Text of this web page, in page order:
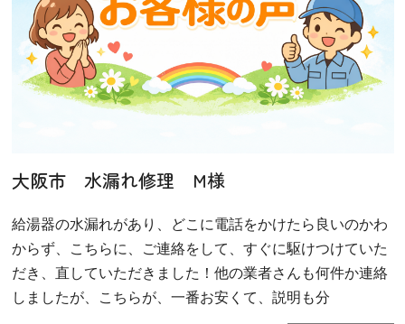
大阪市 水漏れ修理 M様
給湯器の水漏れがあり、どこに電話をかけたら良いのかわ
からず、こちらに、ご連絡をして、すぐに駆けつけていた
だき、直していただきました！他の業者さんも何件か連絡
しましたが、こちらが、一番お安くて、説明も分